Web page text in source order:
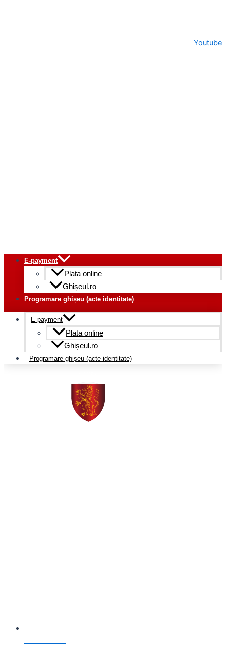
Youtube
E-payment
Plata online
Ghișeul.ro
Programare ghișeu (acte identitate)
E-payment
Plata online
Ghișeul.ro
Programare ghișeu (acte identitate)